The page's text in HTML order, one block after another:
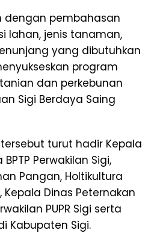
dengan pembahasan
lahan, jenis tanaman,
yang dibutuhkan
program
dan perkebunan
Sigi Berdaya Saing
turut hadir Kepala
Perwakilan Sigi,
Pangan, Holtikultura
Kepala Dinas Peternakan
PUPR Sigi serta
Kabupaten Sigi.